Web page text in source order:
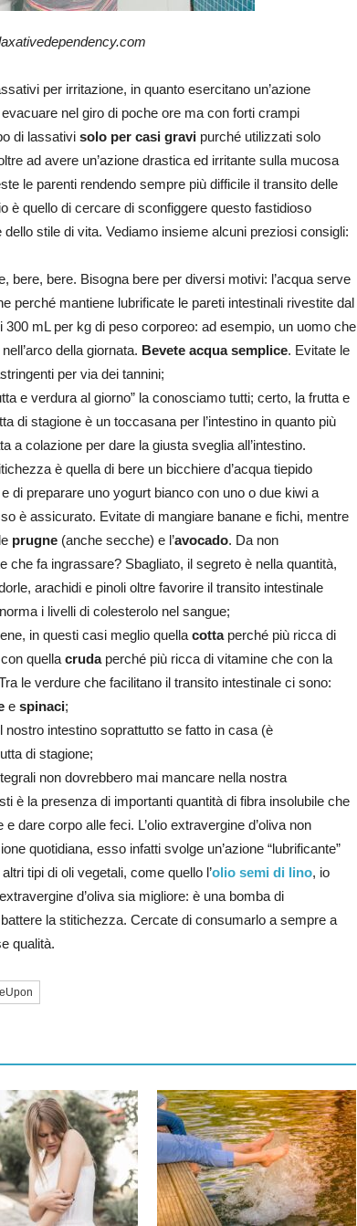
per irritazione, in quanto esercitano un’azione
nel giro di poche ore ma con forti crampi
di lassativi solo per casi gravi purché utilizzati solo
ad avere un’azione drastica ed irritante sulla mucosa
le parenti rendendo sempre più difficile il transito delle
è quello di cercare di sconfiggere questo fastidioso
stile di vita. Vediamo insieme alcuni preziosi consigli:
bere, bere. Bisogna bere per diversi motivi: l’acqua serve
perché mantiene lubrificate le pareti intestinali rivestite dal
300 mL per kg di peso corporeo: ad esempio, un uomo che
della giornata. Bevete acqua semplice. Evitate le
per via dei tannini;
e verdura al giorno” la conosciamo tutti; certo, la frutta e
di stagione è un toccasana per l’intestino in quanto più
a colazione per dare la giusta sveglia all’intestino.
è quella di bere un bicchiere d’acqua tiepido
di preparare uno yogurt bianco con uno o due kiwi a
è assicurato. Evitate di mangiare banane e fichi, mentre
prugne (anche secche) e l’avocado. Da non
che fa ingrassare? Sbagliato, il segreto è nella quantità,
arachidi e pinoli oltre favorire il transito intestinale
i livelli di colesterolo nel sangue;
in questi casi meglio quella cottaperché più ricca di
quella crudaperché più ricca di vitamine che con la
le verdure che facilitano il transito intestinale ci sono:
e spinaci;
intestino soprattutto se fatto in casa (è
di stagione;
non dovrebbero mai mancare nella nostra
è la presenza di importanti quantità di fibra insolubile che
dare corpo alle feci. L’olio extravergine d’oliva non
quotidiana, esso infatti svolge un’azione “lubrificante”
tipi di oli vegetali, come quello l’olio semi di lino, io
d’oliva sia migliore: è una bomba di
la stitichezza. Cercate di consumarlo a sempre a
qualità.